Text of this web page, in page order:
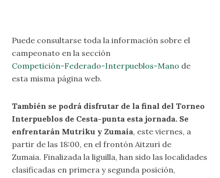
Puede consultarse toda la información sobre el
campeonato en la sección
Competición-Federado-Interpueblos-Mano de
esta misma página web.
También se podrá disfrutar de la final del Torneo
Interpueblos de Cesta-punta esta jornada. Se
enfrentarán Mutriku y Zumaia, este viernes, a
partir de las 18:00, en el frontón Aitzuri de
Zumaia. Finalizada la liguilla, han sido las localidades
clasificadas en primera y segunda posición,